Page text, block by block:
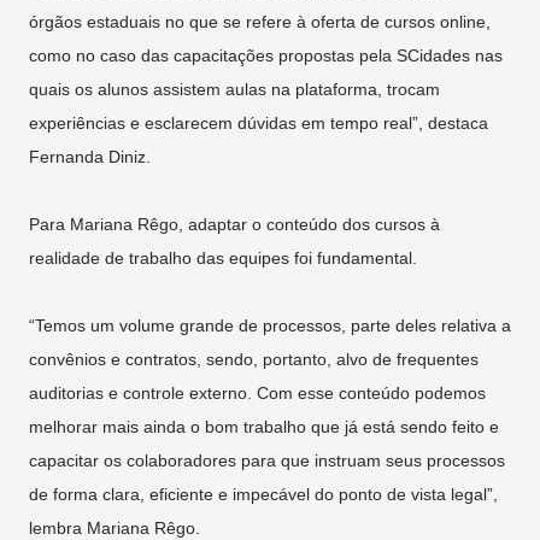
órgãos estaduais no que se refere à oferta de cursos online,
como no caso das capacitações propostas pela SCidades nas
quais os alunos assistem aulas na plataforma, trocam
experiências e esclarecem dúvidas em tempo real”, destaca
Fernanda Diniz.
Para Mariana Rêgo, adaptar o conteúdo dos cursos à
realidade de trabalho das equipes foi fundamental.
“Temos um volume grande de processos, parte deles relativa a
convênios e contratos, sendo, portanto, alvo de frequentes
auditorias e controle externo. Com esse conteúdo podemos
melhorar mais ainda o bom trabalho que já está sendo feito e
capacitar os colaboradores para que instruam seus processos
de forma clara, eficiente e impecável do ponto de vista legal”,
lembra Mariana Rêgo.